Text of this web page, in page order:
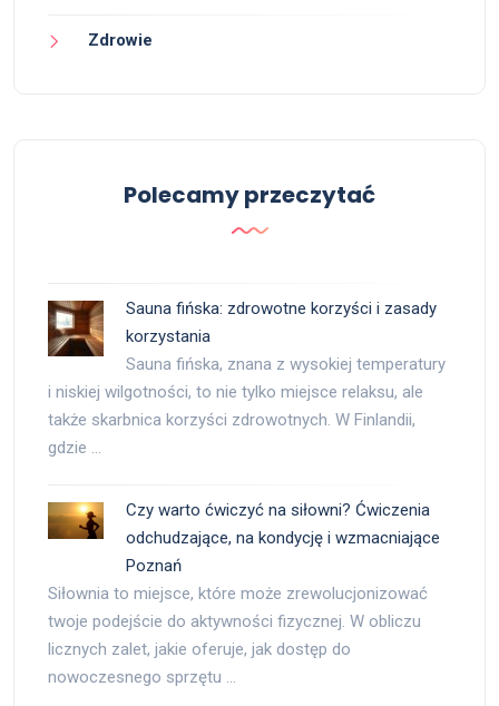
Zdrowie
Polecamy przeczytać
Sauna fińska: zdrowotne korzyści i zasady
korzystania
Sauna fińska, znana z wysokiej temperatury
i niskiej wilgotności, to nie tylko miejsce relaksu, ale
także skarbnica korzyści zdrowotnych. W Finlandii,
gdzie …
Czy warto ćwiczyć na siłowni? Ćwiczenia
odchudzające, na kondycję i wzmacniające
Poznań
Siłownia to miejsce, które może zrewolucjonizować
twoje podejście do aktywności fizycznej. W obliczu
licznych zalet, jakie oferuje, jak dostęp do
nowoczesnego sprzętu …